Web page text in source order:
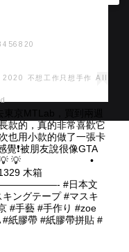
款的，真的非常喜歡它
也用小款的做了一張卡
❗️被朋友說很像GTA
💡 💡 ⠀⠀ ⠀⠀ ⠀⠀ ⠀⠀ •
木箱 ⠀⠀⠀
#日本文
ングテープ #マスキ
#手藝 #手作り #zoe
紙膠帶 #紙膠帶拼貼 #
不想工作只想手作 All